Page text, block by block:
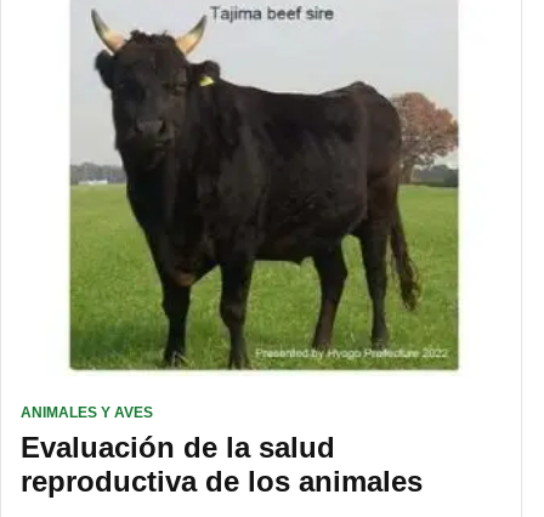
ANIMALES Y AVES
Evaluación de la salud
reproductiva de los animales